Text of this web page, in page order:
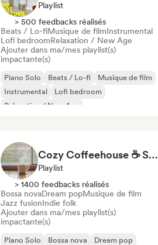
Playlist
> 500 feedbacks réalisés
Beats / Lo-fiMusique de filmInstrumental
Lofi bedroomRelaxation / New Age
Ajouter dans ma/mes playlist(s)
impactante(s)
Piano Solo Beats / Lo-fi
Musique de film
Instrumental
Lofi bedroom
Relaxation / New Age
Cozy Coffeehouse ☕ Singer-Songwriter, Indie Folk & Acoustic
Playlist
> 1400 feedbacks réalisés
Bossa novaDream popMusique de film
Jazz fusionIndie folk
Ajouter dans ma/mes playlist(s)
impactante(s)
Piano Solo Bossa nova
Dream pop